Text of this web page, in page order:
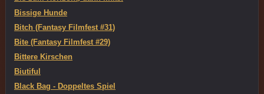
Bissige Hunde
Bitch (Fantasy Filmfest #31)
Bite (Fantasy Filmfest #29)
Bittere Kirschen
Biutiful
Black Bag - Doppeltes Spiel